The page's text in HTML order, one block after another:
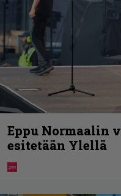
Eppu Normaalin
esitetään Ylellä